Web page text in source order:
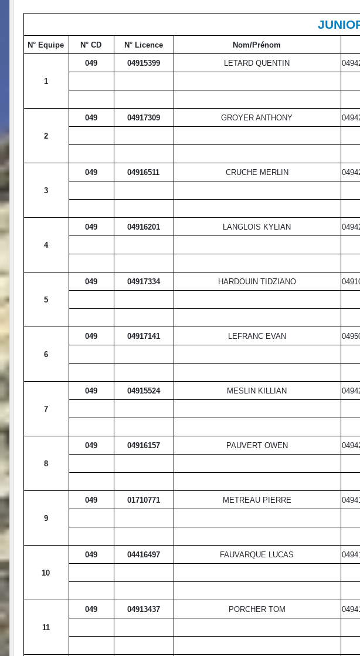
N° Equipe N° CD N° Licence Nom/Prénom
1
049 04915399 LETARD QUENTIN
2
049 04917309 GROYER ANTHONY
3
049 04916511 CRUCHE MERLIN
4
049 04916201 LANGLOIS KYLIAN
5
049 04917334 HARDOUIN TIDZIANO
6
049 04917141 LEFRANC EVAN
7
049 04915524 MESLIN KILLIAN
8
049 04916157 PAUVERT OWEN
9
049 01710771 METREAU PIERRE
10
049 04416497 FAUVARQUE LUCAS
11
049 04913437 PORCHER TOM